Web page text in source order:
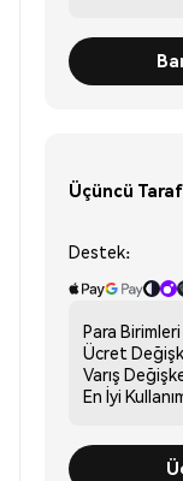
Üçüncü Taraf
Destek:
Para Birimleri
Ücret
Varış
En İyi